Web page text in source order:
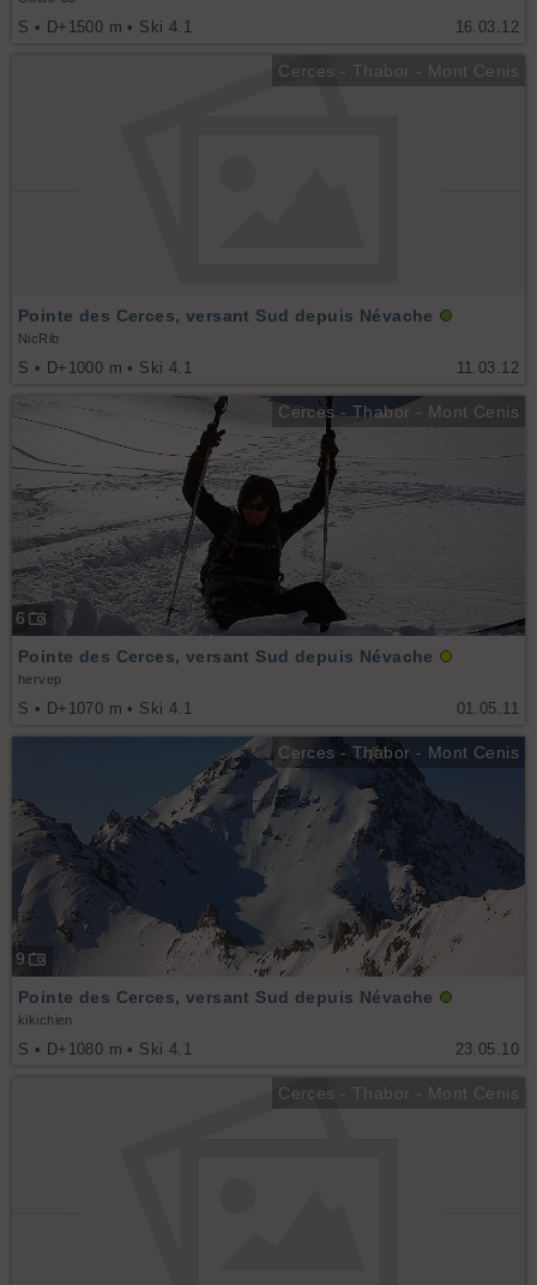
16.03.12
S • D+1500 m • Ski 4.1
Cerces - Thabor - Mont Cenis
11.03.12
Pointe des Cerces, versant Sud depuis Névache
NicRib
S • D+1000 m • Ski 4.1
Cerces - Thabor - Mont Cenis
6
01.05.11
Pointe des Cerces, versant Sud depuis Névache
hervep
S • D+1070 m • Ski 4.1
Cerces - Thabor - Mont Cenis
9
23.05.10
Pointe des Cerces, versant Sud depuis Névache
kikichien
S • D+1080 m • Ski 4.1
Cerces - Thabor - Mont Cenis